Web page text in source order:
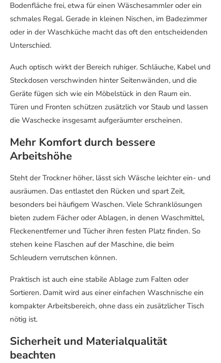
Bodenfläche frei, etwa für einen Wäschesammler oder ein
schmales Regal. Gerade in kleinen Nischen, im Badezimmer
oder in der Waschküche macht das oft den entscheidenden
Unterschied.
Auch optisch wirkt der Bereich ruhiger. Schläuche, Kabel und
Steckdosen verschwinden hinter Seitenwänden, und die
Geräte fügen sich wie ein Möbelstück in den Raum ein.
Türen und Fronten schützen zusätzlich vor Staub und lassen
die Waschecke insgesamt aufgeräumter erscheinen.
Mehr Komfort durch bessere
Arbeitshöhe
Steht der Trockner höher, lässt sich Wäsche leichter ein- und
ausräumen. Das entlastet den Rücken und spart Zeit,
besonders bei häufigem Waschen. Viele Schranklösungen
bieten zudem Fächer oder Ablagen, in denen Waschmittel,
Fleckenentferner und Tücher ihren festen Platz finden. So
stehen keine Flaschen auf der Maschine, die beim
Schleudern verrutschen können.
Praktisch ist auch eine stabile Ablage zum Falten oder
Sortieren. Damit wird aus einer einfachen Waschnische ein
kompakter Arbeitsbereich, ohne dass ein zusätzlicher Tisch
nötig ist.
Sicherheit und Materialqualität
beachten